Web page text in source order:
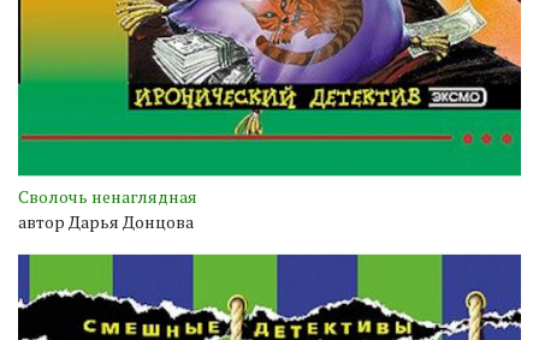
Сволочь ненаглядная
автор Дарья Донцова